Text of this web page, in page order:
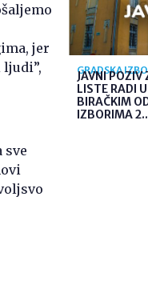
jer
ljudi”,
sve
GRADSKA
JAVNI POZIV
LISTE RADI
BIRAČKIM
IZBORIMA